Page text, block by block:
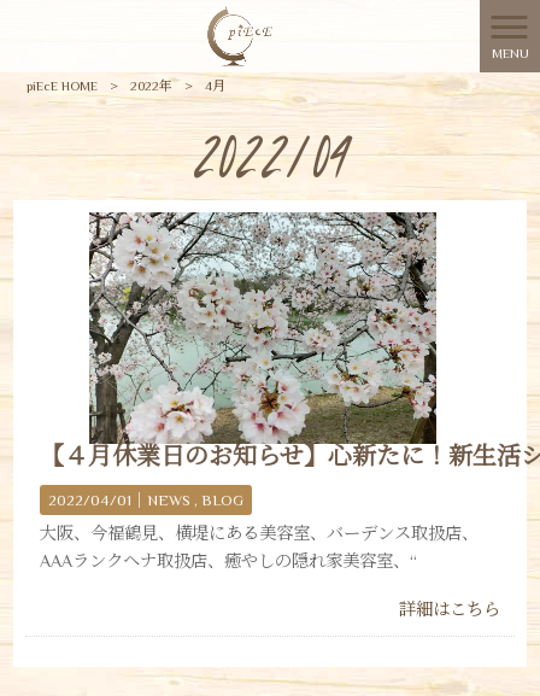
MENU
piEcE HOME > 2022年 > 4月
2022/04
【４月休業日のお知らせ】心新たに！新生活
2022/04/01｜ NEWS BLOG
大阪、今福鶴見、横堤にある美容室、バーデンス取扱店、
AAAランクヘナ取扱店、癒やしの隠れ家美容室、“
詳細はこちら